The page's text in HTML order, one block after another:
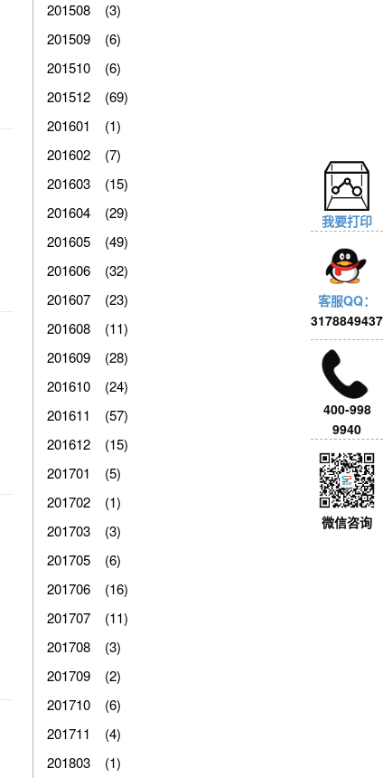
201508 (3)
201509 (6)
201510 (6)
201512 (69)
201601 (1)
201602 (7)
201603 (15)
201604 (29)
201605 (49)
201606 (32)
201607 (23)
201608 (11)
201609 (28)
201610 (24)
201611 (57)
201612 (15)
201701 (5)
201702 (1)
201703 (3)
201705 (6)
201706 (16)
201707 (11)
201708 (3)
201709 (2)
201710 (6)
201711 (4)
201803 (1)
我要打印
客服QQ：
3178849437
400-998
9940
微信咨询